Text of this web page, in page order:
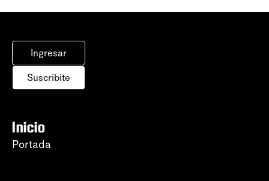
Ingresar
Suscribite
Inicio
Portada